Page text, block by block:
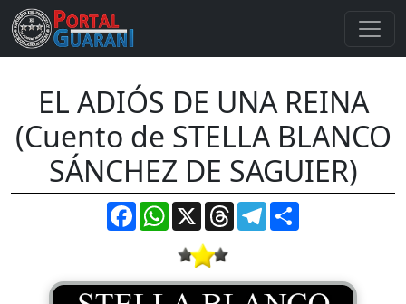
EL ADIÓS DE UNA REINA
(Cuento de STELLA BLANCO
SÁNCHEZ DE SAGUIER)
FacebookWhatsApp
X ThreadsTelegram